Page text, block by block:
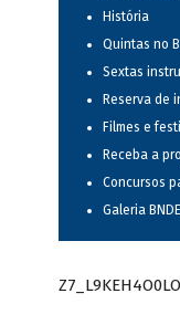
História
Quintas no
Sextas
Reserva de
Filmes e
Receba a
Concursos
Galeria